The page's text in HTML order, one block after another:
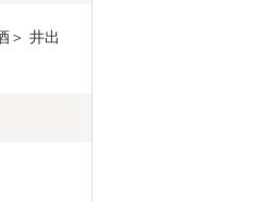
＞ 井出